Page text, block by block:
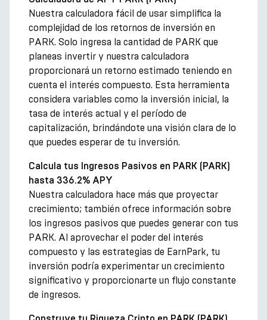
Nuestra calculadora fácil de usar simplifica la
complejidad de los retornos de inversión en
PARK. Solo ingresa la cantidad de PARK que
planeas invertir y nuestra calculadora
proporcionará un retorno estimado teniendo en
cuenta el interés compuesto. Esta herramienta
considera variables como la inversión inicial, la
tasa de interés actual y el período de
capitalización, brindándote una visión clara de lo
que puedes esperar de tu inversión.
Calcula tus Ingresos Pasivos en PARK (PARK)
hasta 336.2% APY
Nuestra calculadora hace más que proyectar
crecimiento; también ofrece información sobre
los ingresos pasivos que puedes generar con tus
PARK. Al aprovechar el poder del interés
compuesto y las estrategias de EarnPark, tu
inversión podría experimentar un crecimiento
significativo y proporcionarte un flujo constante
de ingresos.